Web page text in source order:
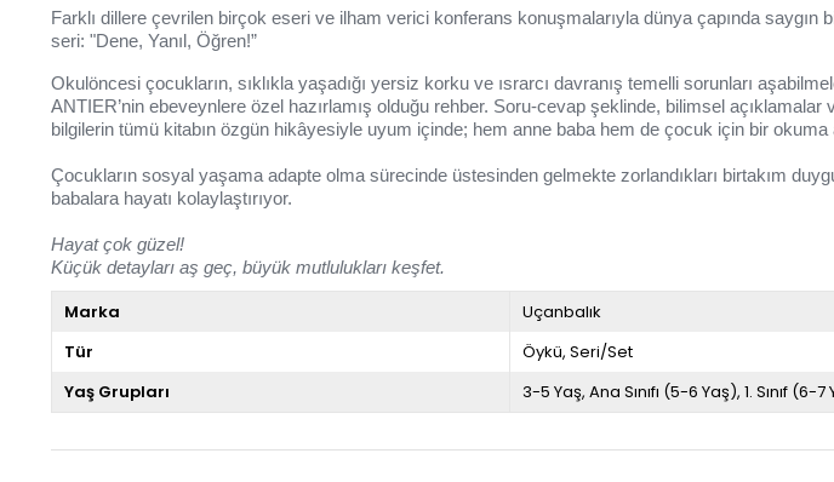
Farklı dillere çevrilen birçok eseri ve ilham verici konferans konuşmalarıyla dünya çapında
seri: "Dene, Yanıl, Öğren!”
Okulöncesi çocukların, sıklıkla yaşadığı yersiz korku ve ısrarcı davranış temelli sorunları
ANTIER’nin ebeveynlere özel hazırlamış olduğu rehber. Soru-cevap şeklinde, bilimsel
bilgilerin tümü kitabın özgün hikâyesiyle uyum içinde; hem anne baba hem de çocuk için bir okuma
Çocukların sosyal yaşama adapte olma sürecinde üstesinden gelmekte zorlandıkları birtakım
babalara hayatı kolaylaştırıyor.
Hayat çok güzel!
Küçük detayları aş geç, büyük mutlulukları keşfet.
Marka
Uçanbalık
Tür
Öykü Seri/Set
Yaş Grupları
3-5 Yaş Ana Sınıfı (5-6 Yaş) 1. Sınıf (6-7